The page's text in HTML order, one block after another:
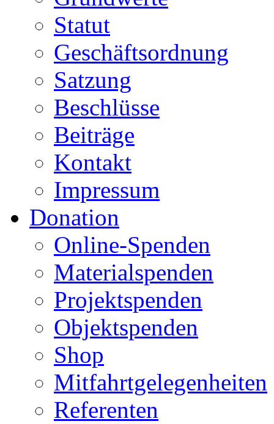
Statut
Geschäftsordnung
Satzung
Beschlüsse
Beiträge
Kontakt
Impressum
Donation
Online-Spenden
Materialspenden
Projektspenden
Objektspenden
Shop
Mitfahrtgelegenheiten
Referenten